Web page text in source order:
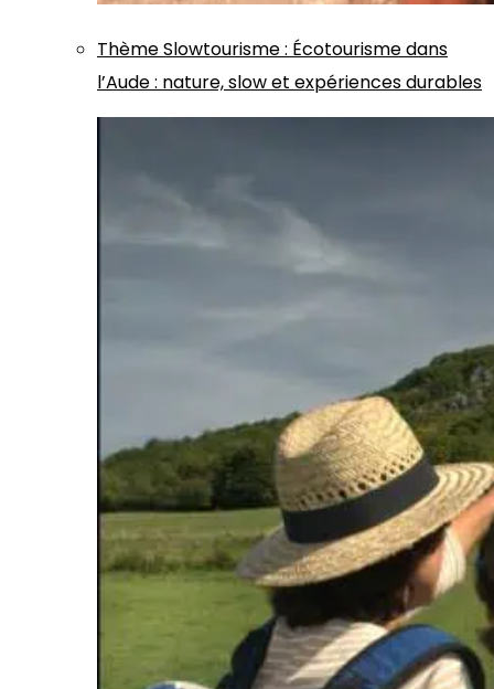
ThèmeSlowtourisme: Écotourisme dans
l’Aude : nature, slow et expériences durables